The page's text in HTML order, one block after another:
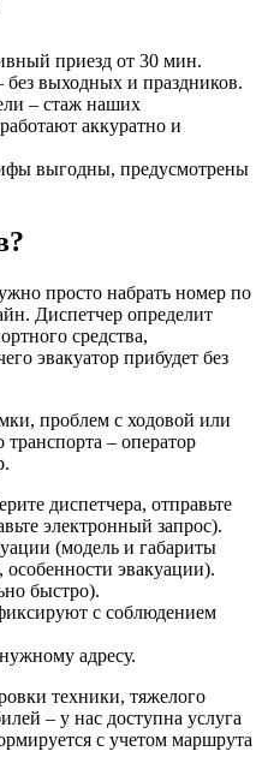
приезд от 30 мин.
выходных и праздников.
– стаж наших
аккуратно и
выгодны, предусмотрены
просто набрать номер по
Диспетчер определит
средства,
эвакуатор прибудет без
проблем с ходовой или
– оператор
диспетчера, отправьте
электронный запрос).
(модель и габариты
эвакуации).
быстро).
с соблюдением
адресу.
техники, тяжелого
– у нас доступна услуга
с учетом маршрута